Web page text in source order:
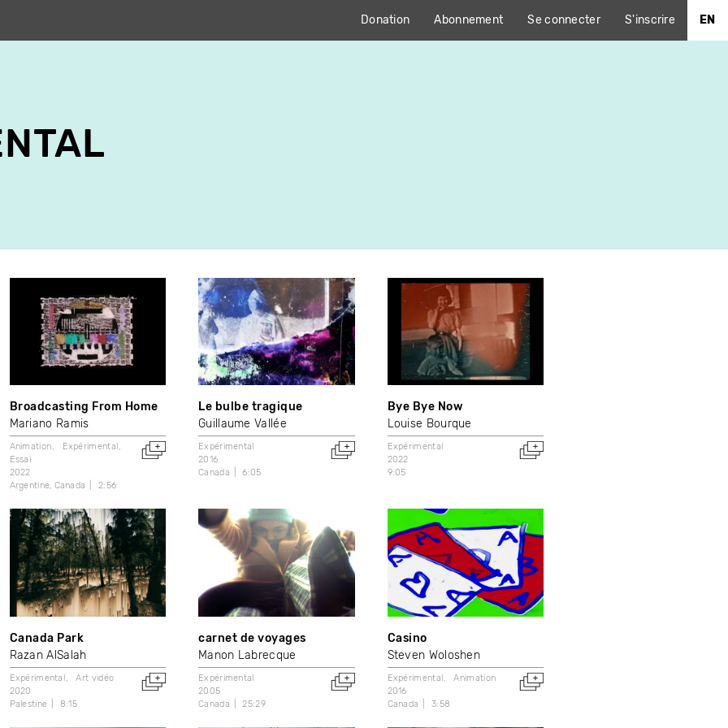
Donation Abonnement Se connecter S'inscrire EN
Broadcasting From Home
Mariano Ramis
Animation
Expérimental
Essai
2022
Argentine Canada 2:56
Le bulbe tragique
Guillaume Vallée
Expérimental
2016
Canada
6:05
Bye Bye Now
Louise Bourque
Expérimental
2022
9:05
Canada Park
Razan AlSalah
Expérimental
Art vidéo
2020
Palestine
8:15
carnet de voyages
Manon Labrecque
Expérimental
2005
Canada
25:29
Casino
Steven Woloshen
Expérimental
Animation
2016
Canada
3:58